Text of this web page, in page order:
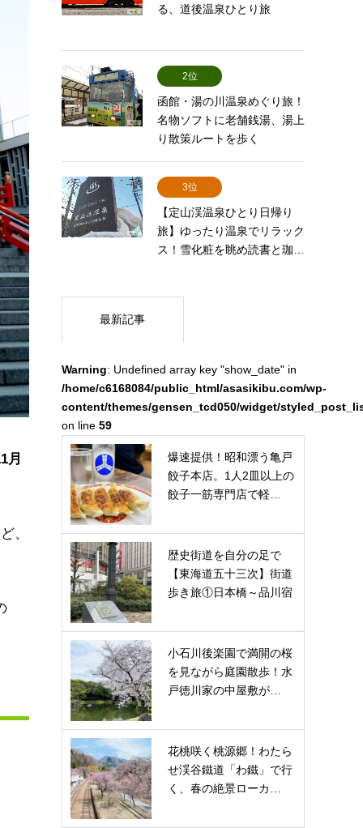
月
、
る、道後温泉ひとり旅
2位
函館・湯の川温泉めぐり旅！
名物ソフトに老舗銭湯、湯上
り散策ルートを歩く
3位
【定山渓温泉ひとり日帰り
旅】ゆったり温泉でリラック
ス！雪化粧を眺め読書と珈…
最新記事
Warning: Undefined array key "show_date" in
/home/c6168084/public_html/asasikibu.com/wp-
content/themes/gensen_tcd050/widget/
on line 59
爆速提供！昭和漂う亀戸
餃子本店。1人2皿以上の
餃子一筋専門店で軽…
歴史街道を自分の足で
【東海道五十三次】街道
歩き旅①日本橋～品川宿
小石川後楽園で満開の桜
を見ながら庭園散歩！水
戸徳川家の中屋敷が…
花桃咲く桃源郷！わたら
せ渓谷鐵道「わ鐵」で行
く、春の絶景ローカ…